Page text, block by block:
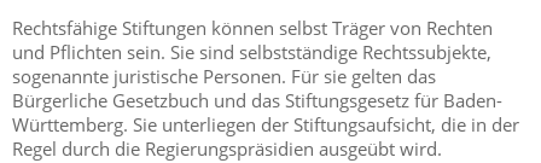
Rechtsfähige Stiftungen können selbst Träger von Rechten
und Pflichten sein. Sie sind selbstständige Rechtssubjekte,
sogenannte juristische Personen. Für sie gelten das
Bürgerliche Gesetzbuch und das Stiftungsgesetz für Baden-
Württemberg. Sie unterliegen der Stiftungsaufsicht, die in der
Regel durch die Regierungspräsidien ausgeübt wird.